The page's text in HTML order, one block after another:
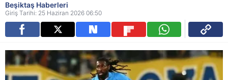
Beşiktaş Haberleri
Giriş Tarihi: 25 Haziran 2026 06:50